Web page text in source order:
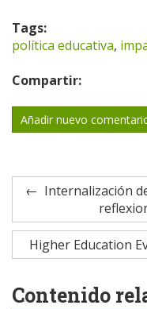
Tags:
política educativa,
Compartir:
Añadir nuevo
Internalización
Higher Education
Contenido